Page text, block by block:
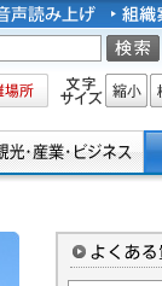
文字サ
縮小